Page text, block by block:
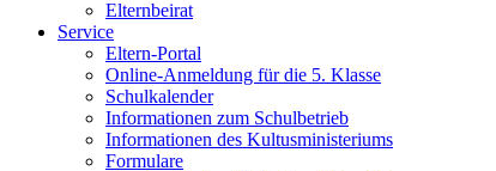
Elternbeirat
Service
Eltern-Portal
Online-Anmeldung für die 5. Klasse
Schulkalender
Informationen zum Schulbetrieb
Informationen des Kultusministeriums
Formulare